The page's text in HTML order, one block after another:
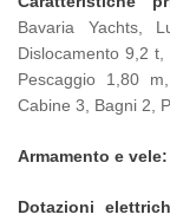
Bavaria Yachts,
Dislocamento 9,2
Pescaggio 1,80
Cabine 3, Bagni 2,
Armamento e vele:
Dotazioni